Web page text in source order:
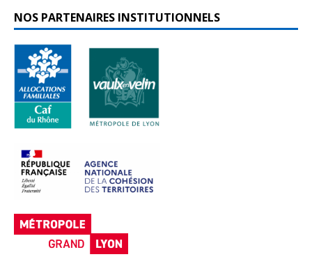
NOS PARTENAIRES INSTITUTIONNELS